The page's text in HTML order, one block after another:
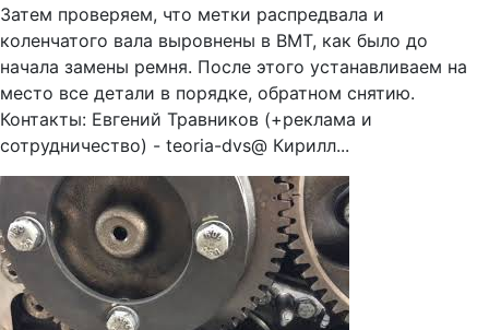
Затем проверяем, что метки распредвала и
коленчатого вала выровнены в ВМТ, как было до
начала замены ремня. После этого устанавливаем на
место все детали в порядке, обратном снятию.
Контакты: Евгений Травников (+реклама и
сотрудничество) - teoria-dvs@ Кирилл...